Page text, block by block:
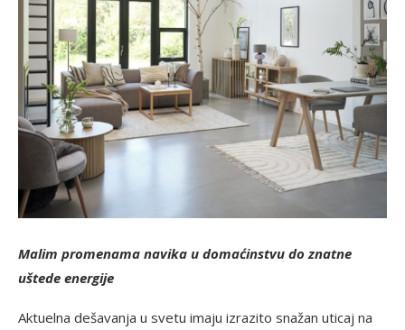
Malim promenama navika u domaćinstvu do znatne
uštede energije
Aktuelna dešavanja u svetu imaju izrazito snažan uticaj na